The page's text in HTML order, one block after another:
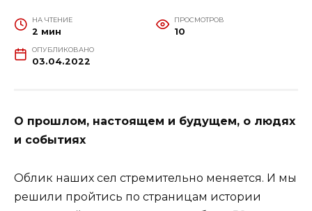
НА ЧТЕНИЕ
2 мин
ПРОСМОТРОВ
10
ОПУБЛИКОВАНО
03.04.2022
О прошлом, настоящем и будущем, о людях
и событиях
Облик наших сел стремительно меняется. И мы
решили пройтись по страницам истории